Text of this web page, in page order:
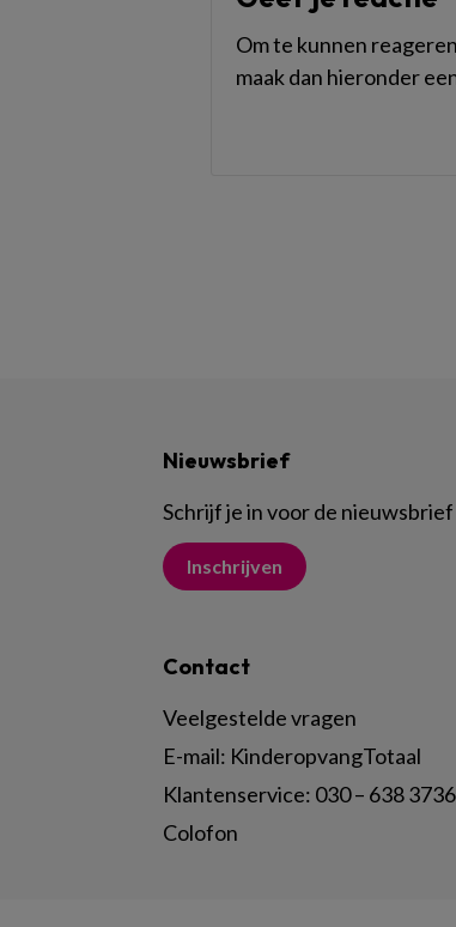
Om te kunnen
maak dan hieronder
Nieuwsbrief
Schrijf je in voor de nieuwsbrief
Inschrijven
Contact
Veelgestelde vragen
E-mail: KinderopvangTotaal
Klantenservice: 030 – 638 3736
Colofon